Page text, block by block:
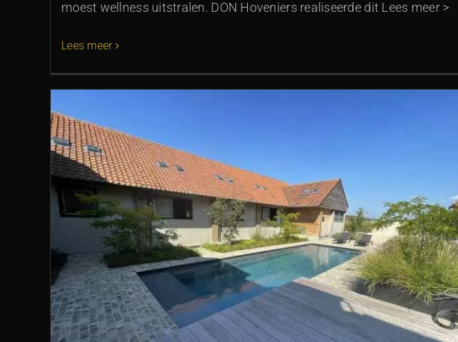
moest wellness uitstralen. DON Hoveniers realiseerde dit Lees meer >
Lees meer
De strak vormgegeven nieuwkomer van Compass pools